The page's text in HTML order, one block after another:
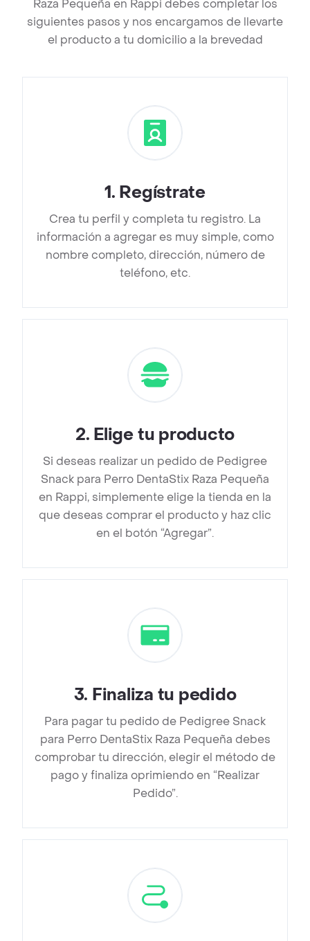
Raza Pequeña en Rappi debes completar los
siguientes pasos y nos encargamos de llevarte
el producto a tu domicilio a la brevedad
1. Regístrate
Crea tu perfil y completa tu registro. La
información a agregar es muy simple, como
nombre completo, dirección, número de
teléfono, etc.
2. Elige tu producto
Si deseas realizar un pedido de Pedigree
Snack para Perro DentaStix Raza Pequeña
en Rappi, simplemente elige la tienda en la
que deseas comprar el producto y haz clic
en el botón “Agregar”.
3. Finaliza tu pedido
Para pagar tu pedido de Pedigree Snack
para Perro DentaStix Raza Pequeña debes
comprobar tu dirección, elegir el método de
pago y finaliza oprimiendo en “Realizar
Pedido”.